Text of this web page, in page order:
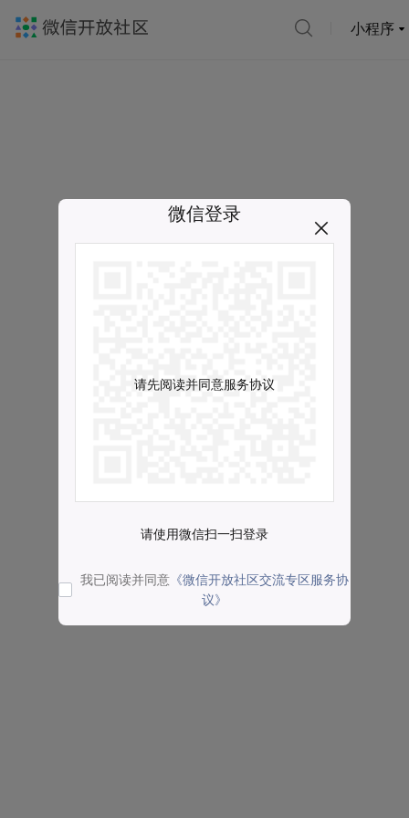
小程序
微信登录
请先阅读并同意服务协议
请使用微信扫一扫登录
我已阅读并同意 《微信开放社区交流专区服务协
议》